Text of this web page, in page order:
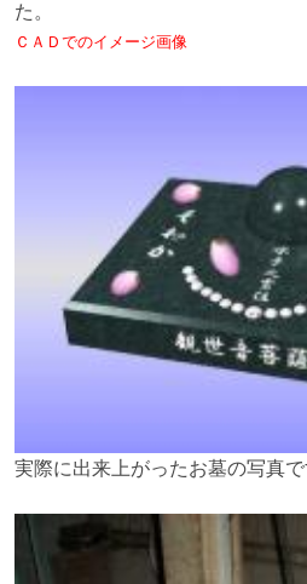
た。
ＣＡＤでのイメージ画像
実際に出来上がったお墓の写真で